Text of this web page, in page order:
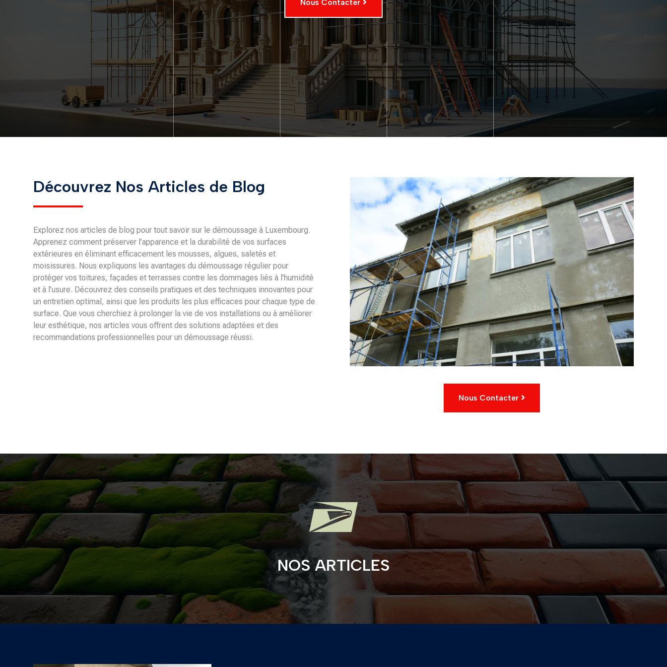
Nous Contacter
Découvrez Nos Articles de Blog
Explorez nos articles de blog pour tout savoir sur le démoussage à Luxembourg.
Apprenez comment préserver l’apparence et la durabilité de vos surfaces
extérieures en éliminant efficacement les mousses, algues, saletés et
moisissures. Nous expliquons les avantages du démoussage régulier pour
protéger vos toitures, façades et terrasses contre les dommages liés à l’humidité
et à l’usure. Découvrez des conseils pratiques et des techniques innovantes pour
un entretien optimal, ainsi que les produits les plus efficaces pour chaque type de
surface. Que vous cherchiez à prolonger la vie de vos installations ou à améliorer
leur esthétique, nos articles vous offrent des solutions adaptées et des
recommandations professionnelles pour un démoussage réussi.
Nous Contacter

NOS ARTICLES